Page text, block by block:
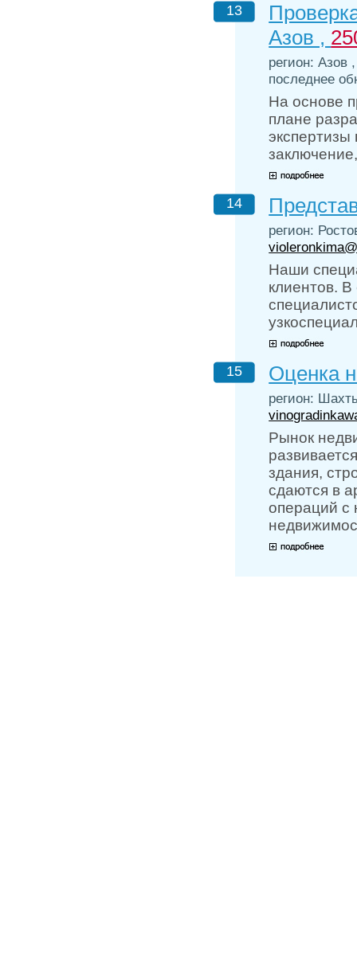
13
Азов ,
регион: Азов
последнее
На основе
плане
14
регион:
Наши
клиентов.
15 Оценка
регион:
Рынок
здания,
сдаются в
операций с